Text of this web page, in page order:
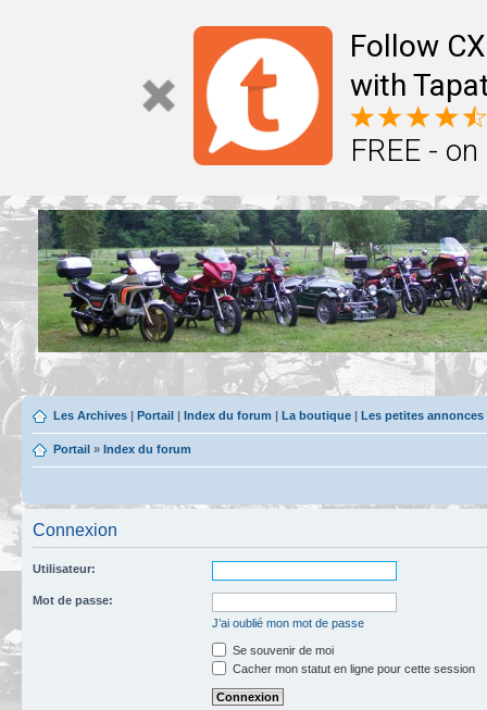
Follow
with
FREE -
Les Archives | Portail | Index du forum | La boutique | Les petites
Portail » Index du forum
Connexion
Utilisateur:
Mot de passe:
J’ai oublié mon mot de passe
Se souvenir de moi
Cacher mon statut en ligne pour cette session